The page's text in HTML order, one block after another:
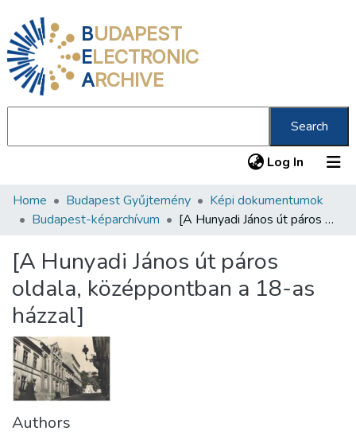
BUDAPEST
ELECTRONIC
ARCHIVE
Search
Log In (current)
Communities & Collections
Statistics
About us
Home Budapest Gyűjtemény
Képi dokumentumok
Budapest-képarchívum
[A Hunyadi János út páros oldala, középpontban a 18-as házzal]
[A Hunyadi János út páros
oldala, középpontban a 18-as
házzal]
Authors